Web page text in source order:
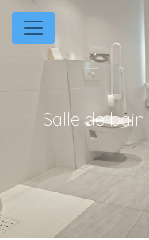
Panneau de gestion des
Salle de